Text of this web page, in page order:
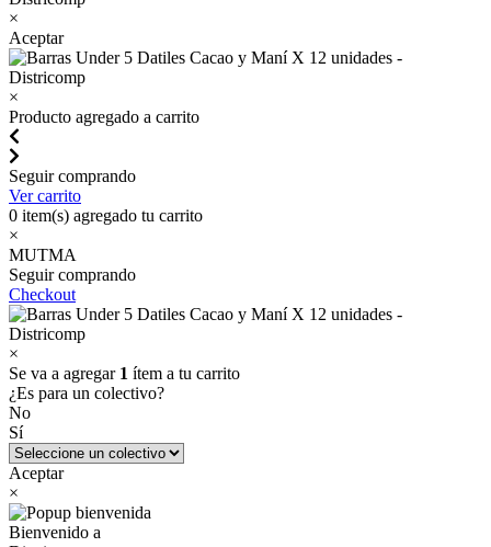
×
Aceptar
×
Producto agregado a carrito
Seguir comprando
Ver carrito
0 item(s) agregado tu carrito
×
MUTMA
Seguir comprando
Checkout
×
Se va a agregar 1 ítem a tu carrito
¿Es para un colectivo?
No
Sí
Aceptar
×
Bienvenido a